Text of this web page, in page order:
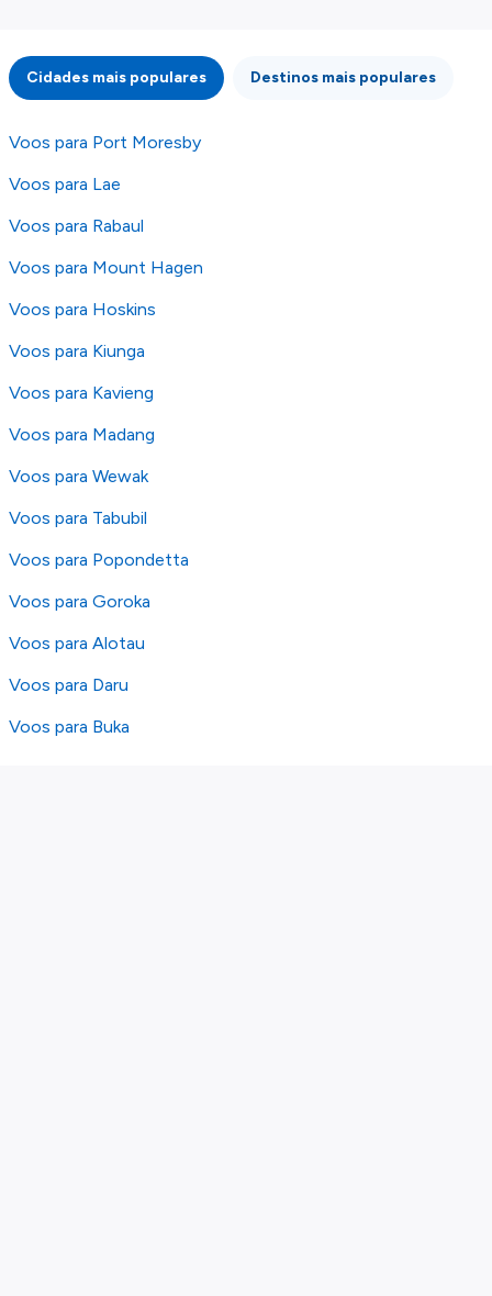
integridade ou pela precisão da informação
publicada, por isso verifique com atenção todas
as condições no website do parceiro antes de
fazer uma reserva. Para mais detalhes verifique
os nossosTermos e Condições
Cidades mais populares Destinos mais populares
Voos para Port Moresby
Voos para Lae
Voos para Rabaul
Voos para Mount Hagen
Voos para Hoskins
Voos para Kiunga
Voos para Kavieng
Voos para Madang
Voos para Wewak
Voos para Tabubil
Voos para Popondetta
Voos para Goroka
Voos para Alotau
Voos para Daru
Voos para Buka